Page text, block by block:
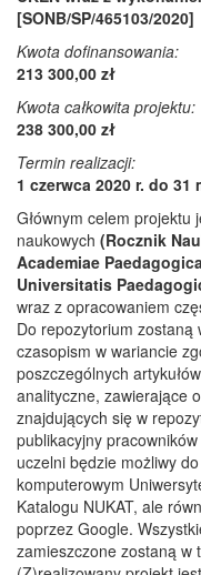
[SONB/SP/465103/2020]
Kwota dofinansowania:
213 300,00 zł
Kwota całkowita projektu:
238 300,00 zł
Termin realizacji:
1 czerwca 2020 r. do 31
Głównym celem projektu
naukowych (Rocznik
Academiae
Universitatis
wraz z opracowaniem
Do repozytorium
czasopism w wariancie
poszczególnych
analityczne, zawierające
znajdujących się w
publikacyjny
uczelni będzie możliwy
komputerowym
Katalogu NUKAT, ale
poprzez Google.
zamieszczone zostaną w